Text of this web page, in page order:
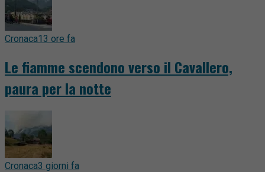
Cronaca13 ore fa
Le fiamme scendono verso il Cavallero,
paura per la notte
Cronaca3 giorni fa